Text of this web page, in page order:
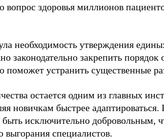
вопрос здоровья миллионов
необходимость утверждения
законодательно закрепить порядок
поможет устранить существенные
остается одним из главных
новичкам быстрее
исключительно добровольным,
выгорания специалистов.